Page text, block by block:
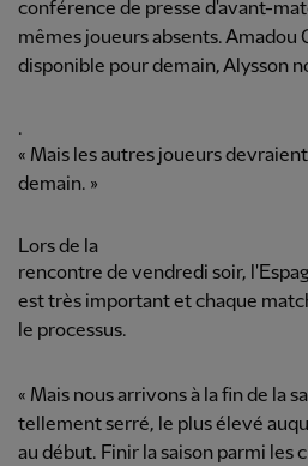
conférence de presse d'avant-
mêmes joueurs absents. Amadou
disponible pour demain, Alysson
.
« Mais les autres joueurs
demain. »
Lors de la
rencontre de vendredi soir,
est très important et chaque
le processus.
« Mais nous arrivons à la fin de la
tellement serré, le plus élevé
au début. Finir la saison parmi les